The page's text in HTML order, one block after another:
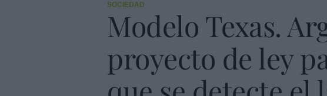
SOCIEDAD
Modelo Texas.
proyecto de ley